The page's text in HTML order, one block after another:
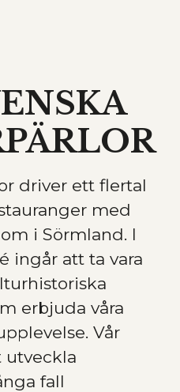
driver ett flertal
med
i Sörmland. I
ingår att ta vara
erbjuda våra
Vår
utveckla
fall